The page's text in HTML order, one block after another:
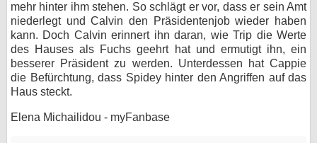
mehr hinter ihm stehen. So schlägt er vor, dass er sein Amt
niederlegt und Calvin den Präsidentenjob wieder haben
kann. Doch Calvin erinnert ihn daran, wie Trip die Werte
des Hauses als Fuchs geehrt hat und ermutigt ihn, ein
besserer Präsident zu werden. Unterdessen hat Cappie
die Befürchtung, dass Spidey hinter den Angriffen auf das
Haus steckt.
Elena Michailidou - myFanbase